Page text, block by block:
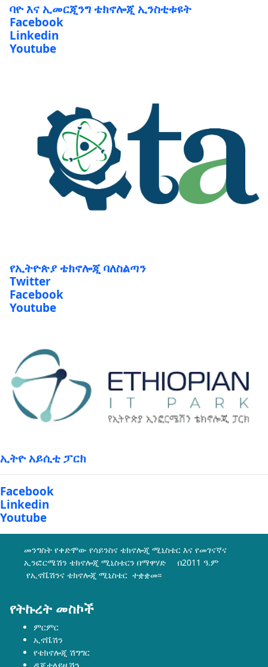
ባዮ እና ኢመርጂንግ ቴክኖሎጂ ኢንስቲቱዩት
Facebook
Linkedin
Youtube
የኢትዮጵያ ቴክኖሎጂ ባለስልጣን
Twitter
Facebook
Youtube
ኢትዮ አይሲቲ ፓርክ
Facebook
Linkedin
Youtube
መንግስት የቀድሞው የሳይንስና ቴክኖሎጂ ሚኒስቴር እና የመገናኛና
ኢንፎርሜሽን ቴክኖሎጂ ሚኒስቴርን በማዋሃድ በ2011 ዓ.ም
የኢኖቬሽንና ቴክኖሎጂ ሚኒስቴር ተቋቋመ፡፡
የትኩረት መስኮች
ምርምር
ኢኖቬሽን
የቴክኖሎጂ ሽግግር